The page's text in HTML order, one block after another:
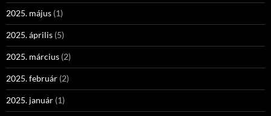
2025. május (1)
2025. április (5)
2025. március (2)
2025. február (2)
2025. január (1)